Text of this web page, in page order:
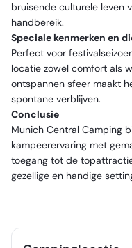
bruisende culturele leven
handbereik.
Speciale kenmerken en
Perfect voor
locatie zowel comfort als
ontspannen sfeer maakt
spontane verblijven.
Conclusie
Munich Central Camping
kampeerervaring met
toegang tot de
gezellige en handige